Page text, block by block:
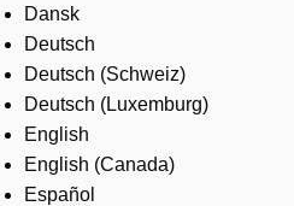
Services
About us
Where to buy
Contact us
Careers
Dansk
Deutsch
Deutsch (Schweiz)
Deutsch (Luxemburg)
English
English (Canada)
Español